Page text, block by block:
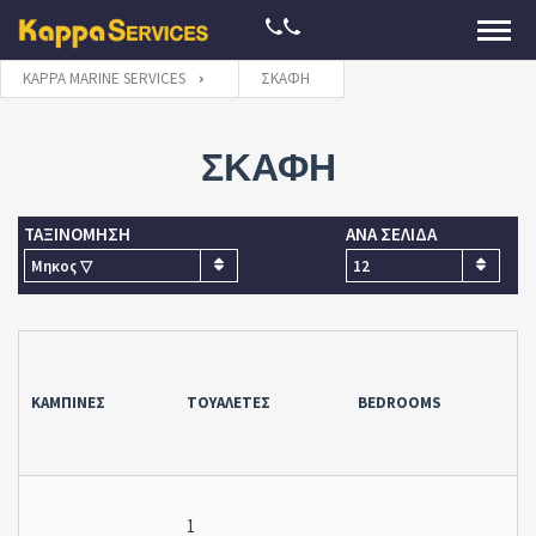
KAPPA MARINE SERVICES ΣΚΆΦΗ
ΣΚΑΦΗ
ΤΑΞΙΝΟΜΗΣΗ
Μηκος ▽
ΑΝΑ ΣΕΛΙΔΑ
12
ΚΑΜΠΊΝΕΣ ΤΟΥΑΛΈΤΕΣ BEDROOMS
1